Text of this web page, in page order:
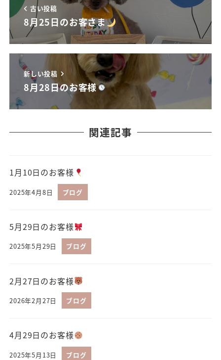
古い投稿
8月25日のお客さま
新しい投稿
8月28日のお客様
関連記事
1月10日のお客様
2025年4月8日 ブログ
5月29日のお客様
2025年5月29日 ブログ
2月27日のお客様
2026年2月27日 ブログ
4月29日のお客様
2025年5月13日 ブログ